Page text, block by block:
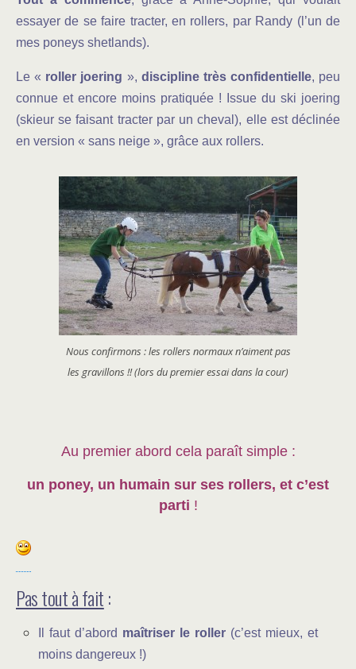
essayer de se faire tracter, en rollers, par Randy (l’un de
mes poneys shetlands).
Le « roller joering », discipline très confidentielle, peu
connue et encore moins pratiquée ! Issue du ski joering
(skieur se faisant tracter par un cheval), elle est déclinée
en version « sans neige », grâce aux rollers.
Nous confirmons : les rollers normaux n’aiment pas
les gravillons !! (lors du premier essai dans la cour)
Au premier abord cela paraît simple :
un poney, un humain sur ses rollers, et c’est
parti !
Pas tout à fait:
Il faut d’abord maîtriser le roller(c’est mieux, et
moins dangereux !)